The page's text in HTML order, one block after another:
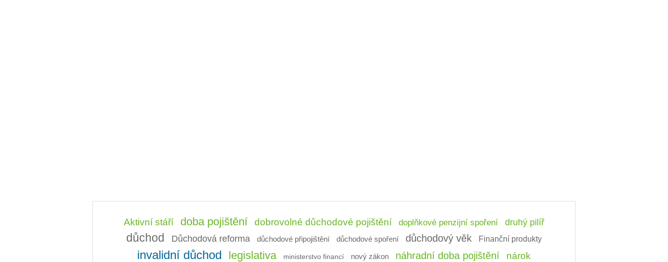
Aktivní stáří doba pojištění dobrovolné důchodové pojištění doplňkové penzijní spoření druhý pilíř
důchod Důchodová reforma důchodové připojištění důchodové spoření důchodový věk Finanční produkty
invalidní důchod legislativa ministerstvo financí nový zákon náhradní doba pojištění nárok